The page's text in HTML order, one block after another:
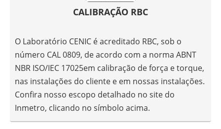
CALIBRAÇÃO RBC
O Laboratório CENIC é acreditado RBC, sob o
número CAL 0809, de acordo com a norma ABNT
NBR ISO/IEC 17025em calibração de força e torque,
nas instalações do cliente e em nossas instalações.
Confira nosso escopo detalhado no site do
Inmetro, clicando no símbolo acima.